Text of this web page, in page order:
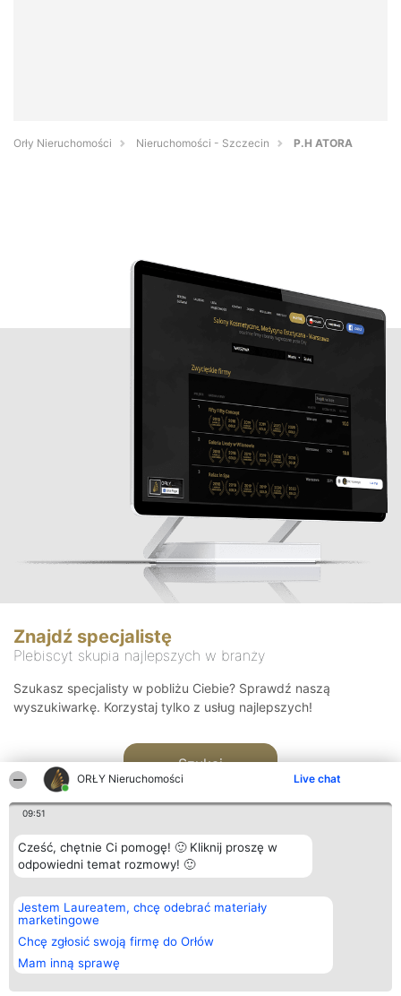
ORŁY Nieruchomości Live chat
09:51
Cześć, chętnie Ci pomogę! 🙂 Kliknij proszę w
odpowiedni temat rozmowy! 🙂
Jestem Laureatem, chcę odebrać materiały
marketingowe
Chcę zgłosić swoją firmę do Orłów
Mam inną sprawę
Orły Nieruchomości Nieruchomości - Szczecin P.H ATORA
Znajdź specjalistę
Plebiscyt skupia najlepszych w branży
Szukasz specjalisty w pobliżu Ciebie? Sprawdź naszą
wyszukiwarkę. Korzystaj tylko z usług najlepszych!
Szukaj
Organizator plebiscytu
Bright Side Solutions sp. z o.
o. sp. k.
ul. Ruska 22
Wrocław 50-079
KRS 0000749100 | Regon
381313360 | NIP 8943132676
Plebiscyt
Laureaci
wszystkich
Laureatów
Regulamin
Kontakt
Kontakt